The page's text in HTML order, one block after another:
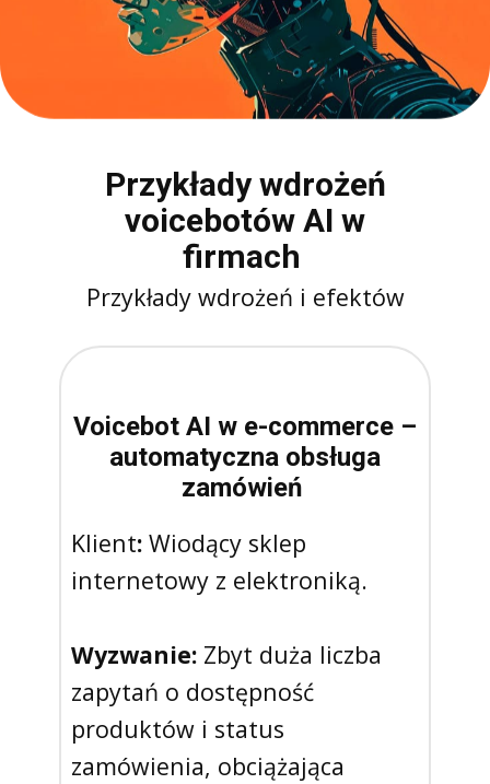
Przykłady wdrożeń
voicebotów AI w
firmach
Przykłady wdrożeń i efektów
Voicebot AI w e-commerce –
automatyczna obsługa
zamówień
Klient: Wiodący sklep
internetowy z elektroniką.
Wyzwanie: Zbyt duża liczba
zapytań o dostępność
produktów i status
zamówienia, obciążająca